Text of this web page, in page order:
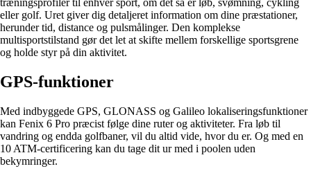
eller golf. Uret giver dig detaljeret information om dine præstationer,
herunder tid, distance og pulsmålinger. Den komplekse
multisportstilstand gør det let at skifte mellem forskellige sportsgrene
og holde styr på din aktivitet.
GPS-funktioner
Med indbyggede GPS, GLONASS og Galileo lokaliseringsfunktioner
kan Fenix 6 Pro præcist følge dine ruter og aktiviteter. Fra løb til
vandring og endda golfbaner, vil du altid vide, hvor du er. Og med en
10 ATM-certificering kan du tage dit ur med i poolen uden
bekymringer.